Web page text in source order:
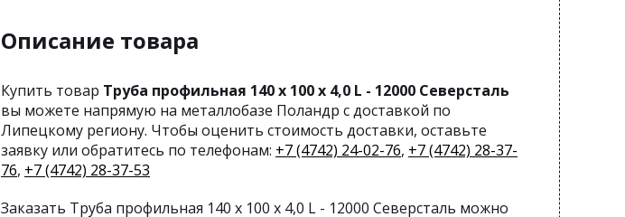
Описание товара
Купить товар Труба профильная 140 х 100 х 4,0 L - 12000 Северсталь
вы можете напрямую на металлобазе Поландр с доставкой по
Липецкому региону. Чтобы оценить стоимость доставки, оставьте
заявку или обратитесь по телефонам: +7 (4742) 24-02-76, +7 (4742) 28-37-
76, +7 (4742) 28-37-53
Заказать Труба профильная 140 х 100 х 4,0 L - 12000 Северсталь можно